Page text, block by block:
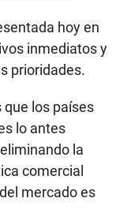
hoy en
inmediatos y
prioridades.
que los países
lo antes
la
comercial
mercado es